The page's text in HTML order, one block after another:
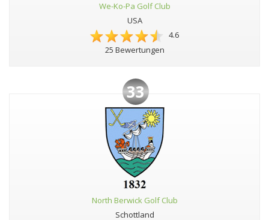
We-Ko-Pa Golf Club
USA
4.6
25 Bewertungen
33
North Berwick Golf Club
Schottland